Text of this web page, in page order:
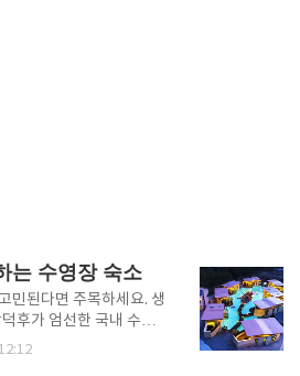
는 수영장 숙소
민된다면 주목하세요. 생
후가 엄선한 국내 수영
슬라이드부터 감성적